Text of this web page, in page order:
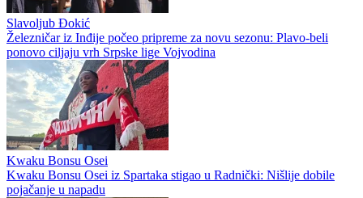
Slavoljub Đokić
Železničar iz Inđije počeo pripreme za novu sezonu: Plavo-beli
ponovo ciljaju vrh Srpske lige Vojvodina
Kwaku Bonsu Osei
Kwaku Bonsu Osei iz Spartaka stigao u Radnički: Nišlije dobile
pojačanje u napadu